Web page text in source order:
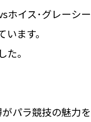
ホイス･グレーシ
ます。
。
パラ競技の魅力